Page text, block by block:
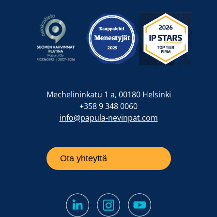
Mechelininkatu 1 a, 00180 Helsinki
+358 9 348 0060
info@papula-nevinpat.com
Ota yhteyttä